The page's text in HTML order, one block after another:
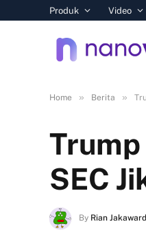
Produk Video
Home » Berita »
SEC
By Rian